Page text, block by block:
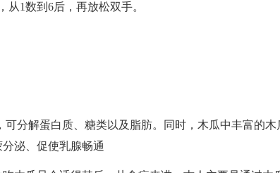
从1数到6后，再放松双手。
可分解蛋白质、糖类以及脂肪。同时，木瓜中丰富的
泌、促使乳腺畅通